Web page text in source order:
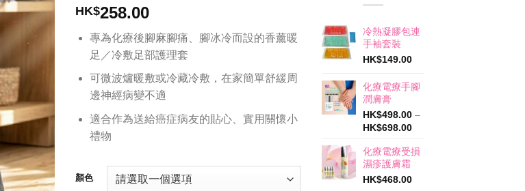
HK$258.00
專為化療後腳麻腳痛、腳冰冷而設的香薰暖
足／冷敷足部護理套
可微波爐暖敷或冷藏冷敷，在家簡單舒緩周
邊神經病變不適
適合作為送給癌症病友的貼心、實用關懷小
禮物
顏色
冷熱凝膠包連
手袖套裝
HK$149.00
化療電療手腳
潤膚膏
HK$498.00 –
HK$698.00價
範
HK$498.00
化療電療受損
濕疹護膚霜
HK$468.00